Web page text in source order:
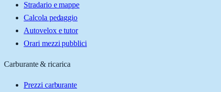
Stradario e mappe
Calcola pedaggio
Autovelox e tutor
Orari mezzi pubblici
Carburante & ricarica
Prezzi carburante